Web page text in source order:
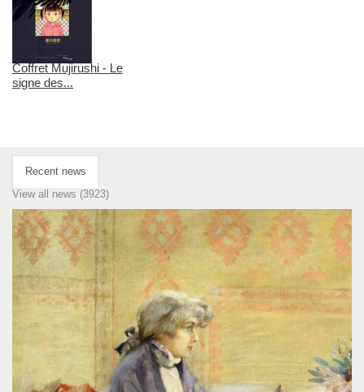
Coffret Mujirushi - Le
signe des...
Recent news
View all news (3923)